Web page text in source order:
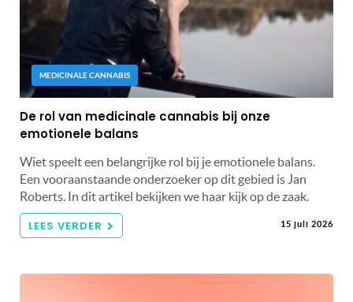
MEDICINALE CANNABIS
De rol van medicinale cannabis bij onze
emotionele balans
Wiet speelt een belangrijke rol bij je emotionele balans.
Een vooraanstaande onderzoeker op dit gebied is Jan
Roberts. In dit artikel bekijken we haar kijk op de zaak.
LEES VERDER 15 juli 2026